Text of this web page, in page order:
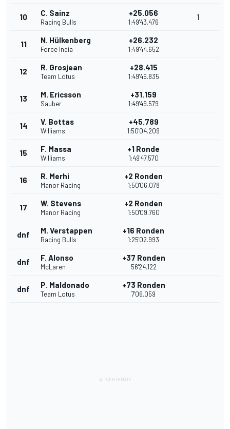
10 C. Sainz
Racing Bulls
+25.056
1:49'43.476
1
11 N. Hülkenberg
Force India
+26.232
1:49'44.652
12 R. Grosjean
Team Lotus
+28.415
1:49'46.835
13 M. Ericsson
Sauber
+31.159
1:49'49.579
14 V. Bottas
Williams
+45.789
1:50'04.209
15 F. Massa
Williams
+1 Ronde
1:49'47.570
16 R. Merhi
Manor Racing
+2 Ronden
1:50'06.078
17 W. Stevens
Manor Racing
+2 Ronden
1:50'09.760
dnf M. Verstappen
Racing Bulls
+16 Ronden
1:25'02.993
dnf F. Alonso
McLaren
+37 Ronden
56'24.122
dnf P. Maldonado
Team Lotus
+73 Ronden
7'06.059